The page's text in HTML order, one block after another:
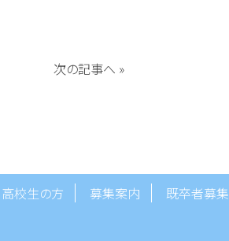
次の記事へ »
高校生の方 募集案内
既卒者募集